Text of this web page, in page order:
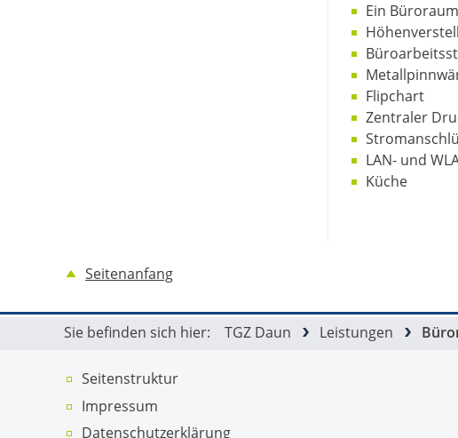
Ein
Flipchart
Zentraler
LAN- und
Küche
Seitenanfang
Sie befinden sich hier: TGZ Daun Leistungen
Seitenstruktur
Impressum
Datenschutz­erklärung